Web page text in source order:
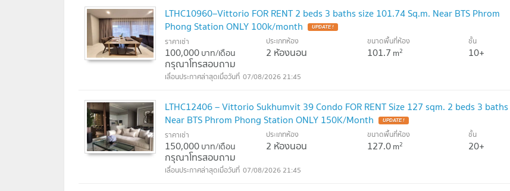
LTHC10960–Vittorio FOR RENT 2 beds 3 baths size 101.74 Sq.m. Near BTS Phrom
Phong Station ONLY 100k/month
UPDATE !
ราคาเช่า
100,000บาท/เดือน
กรุณาโทรสอบถาม
ประเภทห้อง
2 ห้องนอน
ขนาดพื้นที่ห้อง
101.7 m2
ชั้น
10+
07/08/2026 21:45
LTHC12406 – Vittorio Sukhumvit 39 Condo FOR RENT Size 127 sqm. 2 beds 3 baths
Near BTS Phrom Phong Station ONLY 150K/Month
UPDATE !
ราคาเช่า
150,000บาท/เดือน
กรุณาโทรสอบถาม
ประเภทห้อง
2 ห้องนอน
ขนาดพื้นที่ห้อง
127.0m2
ชั้น
20+
07/08/2026 21:45